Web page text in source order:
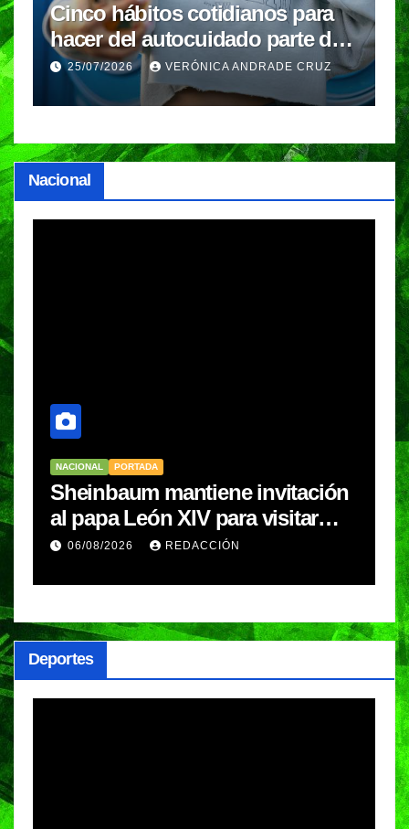
Cinco hábitos cotidianos para
hacer del autocuidado parte de
la rutina
25/07/2026 VERÓNICA ANDRADE CRUZ
Nacional
NACIONAL PORTADA
Sheinbaum mantiene invitación
al papa León XIV para visitar
México; aún no hay fecha
06/08/2026 REDACCIÓN
Deportes